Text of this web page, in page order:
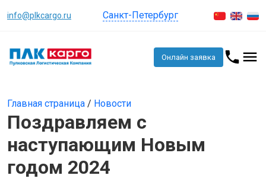
info@plkcargo.ru Санкт-Петербург
Онлайн заявка
Главная страница / Новости
Поздравляем с
наступающим Новым
годом 2024